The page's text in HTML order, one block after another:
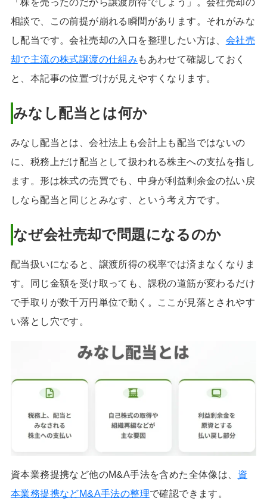
「株を売ったのだから譲渡所得でしょう」。会社売却の
相談で、この前提が崩れる瞬間があります。それがみな
し配当です。会社売却の入口を整理したい方は、 会社売
却で主流の株式譲渡の仕組み もあわせて確認しておく
と、本記事の位置づけが見えやすくなります。
みなし配当とは何か
みなし配当とは、会社法上も会計上も配当ではないの
に、税務上だけ配当として扱われる株主への支払を指し
ます。形は株式の売買でも、中身が利益剰余金の払い戻
しなら配当と同じとみなす、という考え方です。
なぜ会社売却で問題になるのか
配当扱いになると、譲渡所得の税率では済まなくなりま
す。同じ金額を受け取っても、課税の道筋が変わるだけ
で手取りが数千万円単位で動く。ここが見落とされやす
い落とし穴です。
資本業務提携など他のM&A手法を含めた全体像は、 資
本業務提携などM&A手法の整理で確認できます。